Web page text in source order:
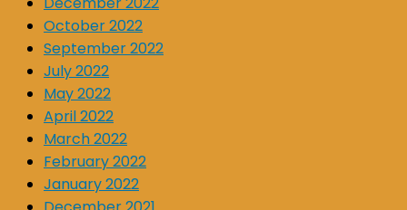
October 2022
September 2022
July 2022
May 2022
April 2022
March 2022
February 2022
January 2022